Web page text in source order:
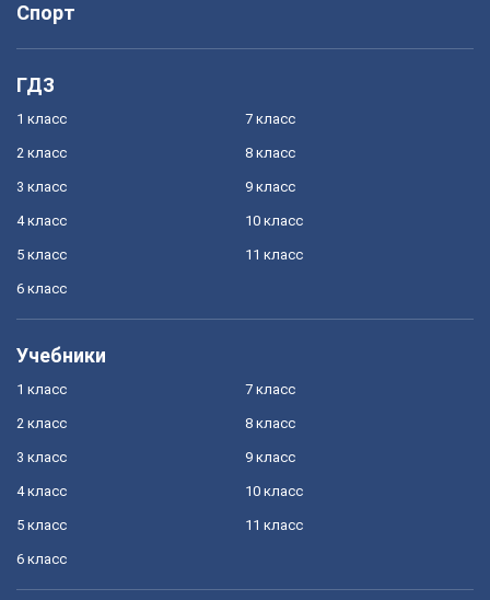
Спорт
ГДЗ
1 класс
2 класс
3 класс
4 класс
5 класс
6 класс
7 класс
8 класс
9 класс
10 класс
11 класс
Учебники
1 класс
2 класс
3 класс
4 класс
5 класс
6 класс
7 класс
8 класс
9 класс
10 класс
11 класс